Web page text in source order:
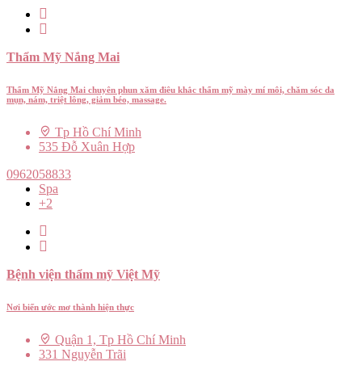
Thẩm Mỹ Nắng Mai
Thẩm Mỹ Nắng Mai chuyên phun xăm điêu khắc thẩm mỹ mày mí môi, chăm sóc da
mụn, nám, triệt lông, giảm béo, massage.
Tp Hồ Chí Minh
535 Đỗ Xuân Hợp
0962058833
Spa
+2
Bệnh viện thẩm mỹ Việt Mỹ
Nơi biến ước mơ thành hiện thực
Quận 1, Tp Hồ Chí Minh
331 Nguyễn Trãi